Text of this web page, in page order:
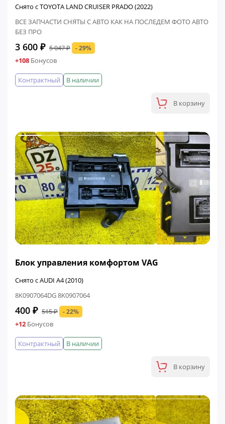
Снято с TOYOTA LAND CRUISER PRADO (2022)
ВСЕ ЗАПЧАСТИ СНЯТЫ С АВТО КАК НА ПОСЛЕДЕМ ФОТО АВТО
БЕЗ ПРО
3 600 ₽ 5 047 ₽ - 29%
+108 Бонусов
В наличии
Контрактный
В корзину
Блок управления комфортом VAG
Снято с AUDI A4 (2010)
8K0907064DG 8K0907064
400 ₽ 515 ₽ - 22%
+12 Бонусов
В наличии
Контрактный
В корзину